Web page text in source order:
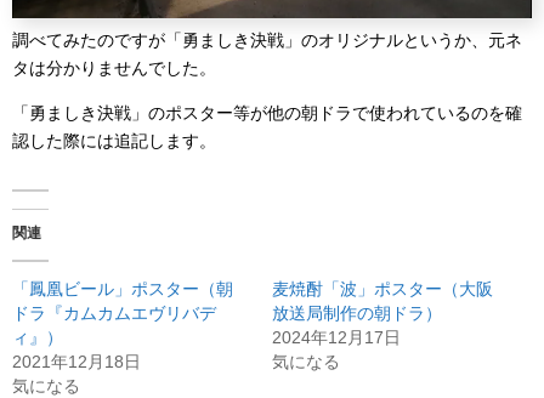
調べてみたのですが「勇ましき決戦」のオリジナルというか、元ネ
タは分かりませんでした。
「勇ましき決戦」のポスター等が他の朝ドラで使われているのを確
認した際には追記します。
関連
「鳳凰ビール」ポスター（朝
ドラ『カムカムエヴリバデ
ィ』）
2021年12月18日
気になる
麦焼酎「波」ポスター（大阪
放送局制作の朝ドラ）
2024年12月17日
気になる